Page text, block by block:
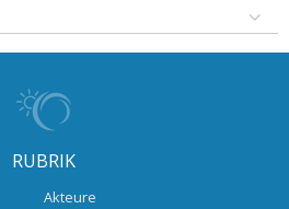
RUBRIK
Akteure